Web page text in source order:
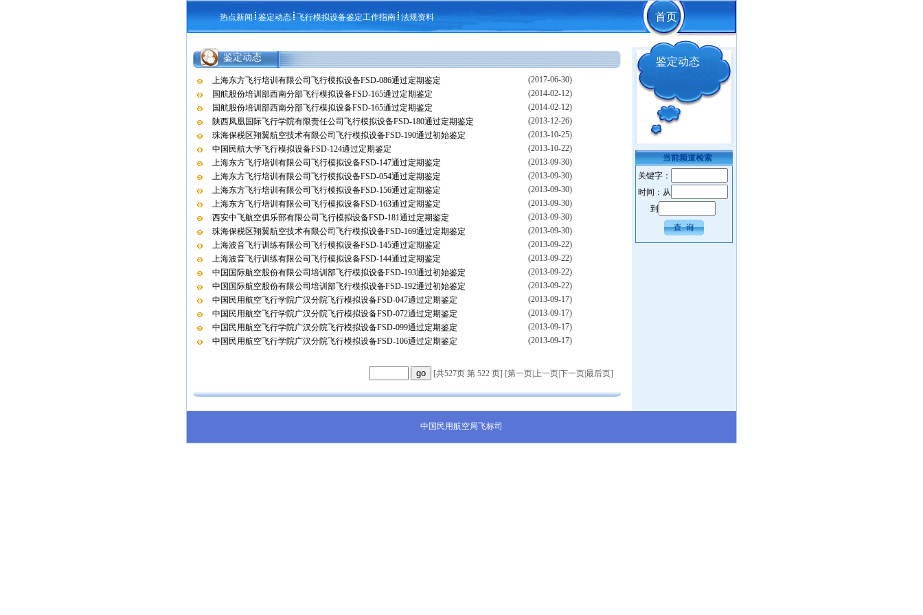
热点新闻 鉴定动态 飞行模拟设备鉴定工作指南 法规资料 首页
鉴定动态
上海东方飞行培训有限公司飞行模拟设备FSD-086通过定期鉴定
(2017-06-30)
国航股份培训部西南分部飞行模拟设备FSD-165通过定期鉴定
(2014-02-12)
国航股份培训部西南分部飞行模拟设备FSD-165通过定期鉴定
(2014-02-12)
陕西凤凰国际飞行学院有限责任公司飞行模拟设备FSD-180通过定期鉴定
(2013-12-26)
珠海保税区翔翼航空技术有限公司飞行模拟设备FSD-190通过初始鉴定
(2013-10-25)
中国民航大学飞行模拟设备FSD-124通过定期鉴定
(2013-10-22)
上海东方飞行培训有限公司飞行模拟设备FSD-147通过定期鉴定
(2013-09-30)
上海东方飞行培训有限公司飞行模拟设备FSD-054通过定期鉴定
(2013-09-30)
上海东方飞行培训有限公司飞行模拟设备FSD-156通过定期鉴定
(2013-09-30)
上海东方飞行培训有限公司飞行模拟设备FSD-163通过定期鉴定
(2013-09-30)
西安中飞航空俱乐部有限公司飞行模拟设备FSD-181通过定期鉴定
(2013-09-30)
珠海保税区翔翼航空技术有限公司飞行模拟设备FSD-169通过定期鉴定
(2013-09-30)
上海波音飞行训练有限公司飞行模拟设备FSD-145通过定期鉴定
(2013-09-22)
上海波音飞行训练有限公司飞行模拟设备FSD-144通过定期鉴定
(2013-09-22)
中国国际航空股份有限公司培训部飞行模拟设备FSD-193通过初始鉴定
(2013-09-22)
中国国际航空股份有限公司培训部飞行模拟设备FSD-192通过初始鉴定
(2013-09-22)
中国民用航空飞行学院广汉分院飞行模拟设备FSD-047通过定期鉴定
(2013-09-17)
中国民用航空飞行学院广汉分院飞行模拟设备FSD-072通过定期鉴定
(2013-09-17)
中国民用航空飞行学院广汉分院飞行模拟设备FSD-099通过定期鉴定
(2013-09-17)
中国民用航空飞行学院广汉分院飞行模拟设备FSD-106通过定期鉴定
(2013-09-17)
[共527页 第 522 页] [第一页上一页下一页最后页]
鉴定动态
当前频道检索
关键字：
时间：从
到
中国民用航空局飞标司